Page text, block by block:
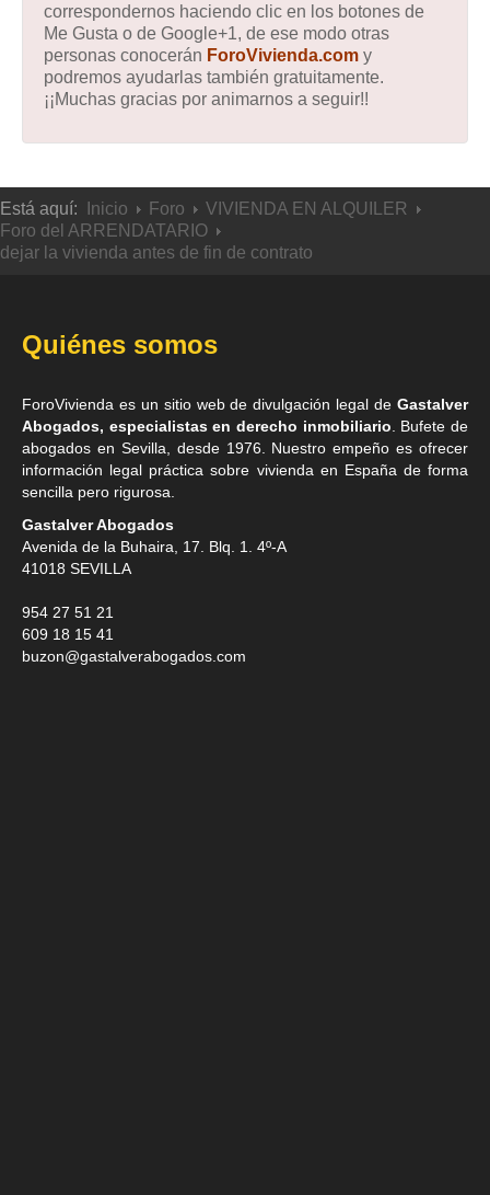
correspondernos haciendo clic en los botones de
Me Gusta o de Google+1, de ese modo otras
personas conocerán ForoVivienda.com y
podremos ayudarlas también gratuitamente.
¡¡Muchas gracias por animarnos a seguir!!
Está aquí: Inicio Foro
VIVIENDA EN ALQUILER
Foro del ARRENDATARIO
dejar la vivienda antes de fin de contrato
Quiénes somos
ForoVivienda es un sitio web de divulgación legal de Gastalver
Abogados, especialistas en derecho inmobiliario . Bufete de
abogados en Sevilla , desde 1976. Nuestro empeño es ofrecer
información legal práctica sobre vivienda en España de forma
sencilla pero rigurosa.
Gastalver Abogados
Avenida de la Buhaira, 17. Blq. 1. 4º-A
41018 SEVILLA
954 27 51 21
609 18 15 41
buzon@gastalverabogados.com